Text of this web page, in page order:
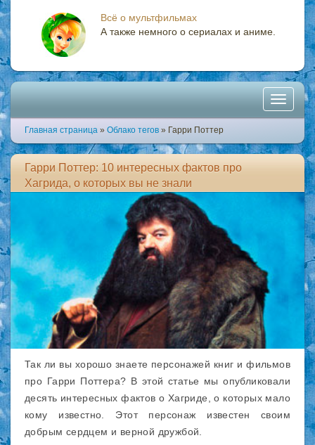
Всё о мультфильмах
А также немного о сериалах и аниме.
Toggle
Главная страница » Облако тегов » Гарри Поттер
Гарри Поттер: 10 интересных фактов про
Хагрида, о которых вы не знали
Так ли вы хорошо знаете персонажей книг и фильмов
про Гарри Поттера? В этой статье мы опубликовали
десять интересных фактов о Хагриде, о которых мало
кому известно. Этот персонаж известен своим
добрым сердцем и верной дружбой.